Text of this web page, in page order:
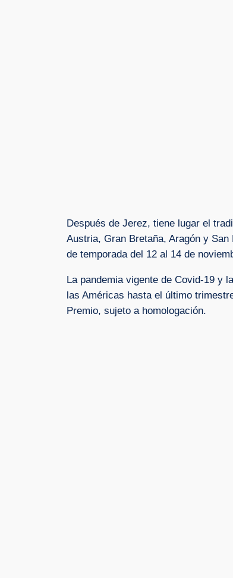
Después de Jerez, tiene lugar el
Austria, Gran Bretaña, Aragón y
de temporada del 12 al 14 de
La pandemia vigente de Covid-19 y
las Américas hasta el último
Premio, sujeto a homologación.